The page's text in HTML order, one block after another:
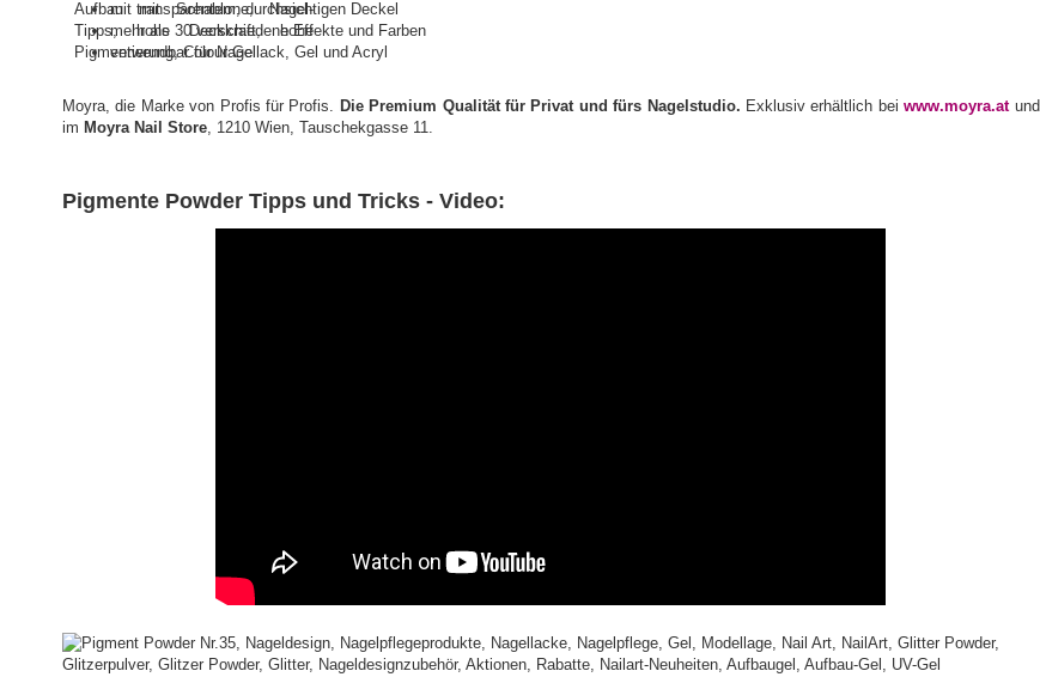
mit transparentem, durchsichtigen Deckel
mehr als 30 verschiedene Effekte und Farben
verwendbar für Nagellack, Gel und Acryl
Moyra, die Marke von Profis für Profis. Die Premium Qualität für Privat und fürs Nagelstudio. Exklusiv erhältlich beiwww.moyra.atund
im Moyra Nail Store, 1210 Wien, Tauschekgasse 11.
Pigmente Powder Tipps und Tricks - Video: